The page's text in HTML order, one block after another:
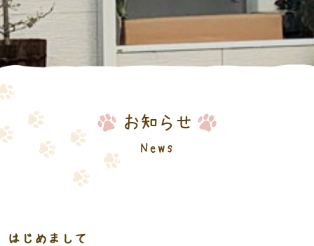
お知らせ
News
はじめまして